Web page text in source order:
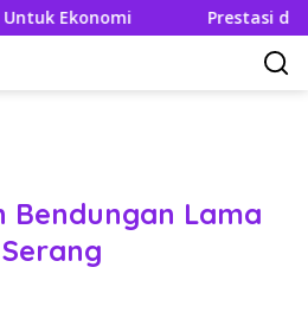
Ekonomi Prestasi dan
Bendungan Lama